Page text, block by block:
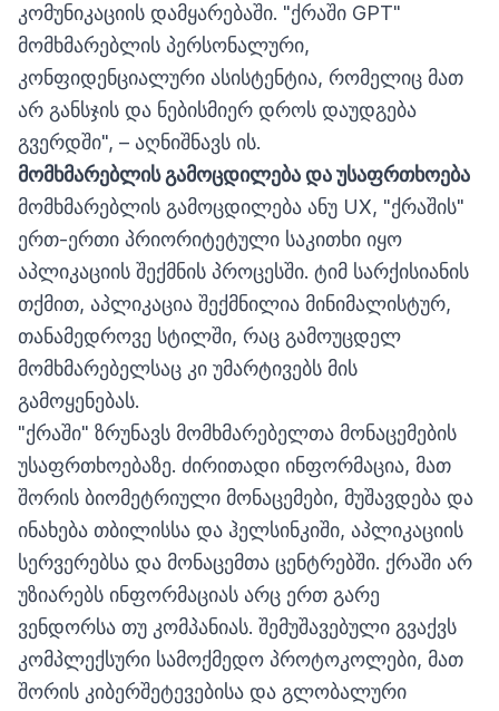
კომუნიკაციის დამყარებაში. "ქრაში GPT"
მომხმარებლის პერსონალური,
კონფიდენციალური ასისტენტია, რომელიც მათ
არ განსჯის და ნებისმიერ დროს დაუდგება
გვერდში", – აღნიშნავს ის.
მომხმარებლისგამოცდილება დაუსაფრთხოება
მომხმარებლის გამოცდილება ანუ UX, "ქრაშის"
ერთ-ერთი პრიორიტეტული საკითხი იყო
აპლიკაციის შექმნის პროცესში. ტიმ სარქისიანის
თქმით, აპლიკაცია შექმნილია მინიმალისტურ,
თანამედროვე სტილში, რაც გამოუცდელ
მომხმარებელსაც კი უმარტივებს მის
გამოყენებას.
"ქრაში" ზრუნავს მომხმარებელთა მონაცემების
უსაფრთხოებაზე. ძირითადი ინფორმაცია, მათ
შორის ბიომეტრიული მონაცემები, მუშავდება და
ინახება თბილისსა და ჰელსინკიში, აპლიკაციის
სერვერებსა და მონაცემთა ცენტრებში. ქრაში არ
უზიარებს ინფორმაციას არც ერთ გარე
ვენდორსა თუ კომპანიას. შემუშავებული გვაქვს
კომპლექსური სამოქმედო პროტოკოლები, მათ
შორის კიბერშეტევებისა და გლობალური